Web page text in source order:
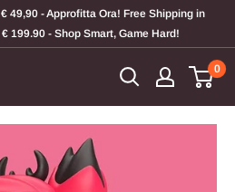
49,90 - Approfitta Ora! Free Shipping in
199.90 - Shop Smart, Game Hard!
0